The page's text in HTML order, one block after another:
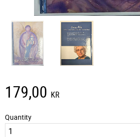
179,00 KR
Quantity